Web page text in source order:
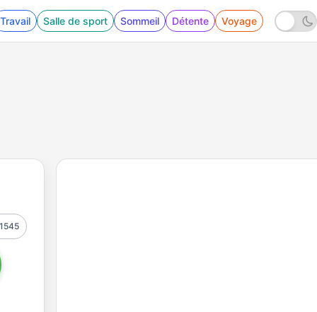
Travail Salle de sport Sommeil Détente Voyage
1545